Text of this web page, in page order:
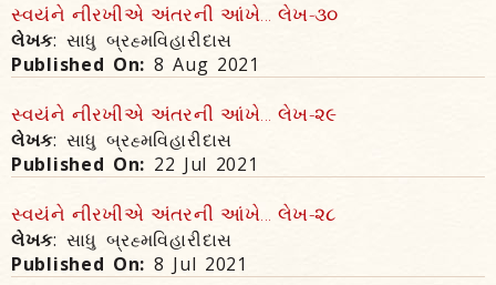
સ્વયંને નીરખીએ અંતરની આંખે... લેખ-૩૦
લેખક: સાધુ બ્રહ્મવિહારીદાસ
Published On: 8 Aug 2021
સ્વયંને નીરખીએ અંતરની આંખે... લેખ-૨૯
લેખક: સાધુ બ્રહ્મવિહારીદાસ
Published On: 22 Jul 2021
સ્વયંને નીરખીએ અંતરની આંખે... લેખ-૨૮
લેખક: સાધુ બ્રહ્મવિહારીદાસ
Published On: 8 Jul 2021